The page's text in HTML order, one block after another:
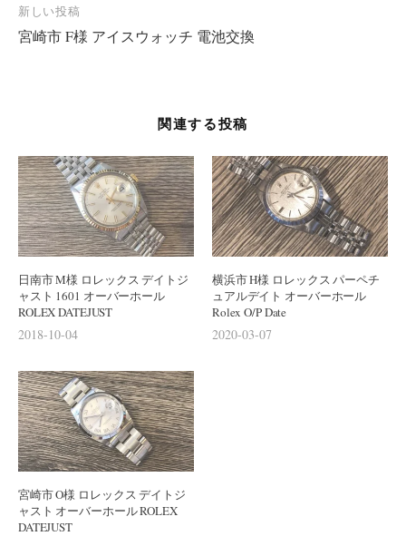
ビ
ゲ
ン
新しい投稿
宮崎市 F様 アイスウォッチ 電池交換
関連する投稿
日南市 M様 ロレックス デイトジ
ャスト 1601 オーバーホール
ROLEX DATEJUST
2018-10-04
横浜市 H様 ロレックス パーペチ
ュアルデイト オーバーホール
Rolex O/P Date
2020-03-07
宮崎市 O様 ロレックス デイトジ
ャスト オーバーホール ROLEX
DATEJUST